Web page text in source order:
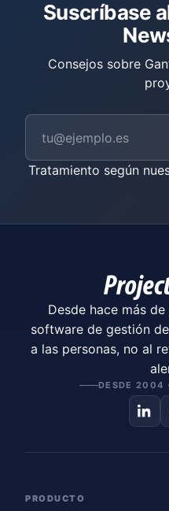
Suscríbase
Consejos sobre
Tratamiento según
Desde hace más
software de gestión
a las personas, no al
DESDE 2004
PRODUCTO